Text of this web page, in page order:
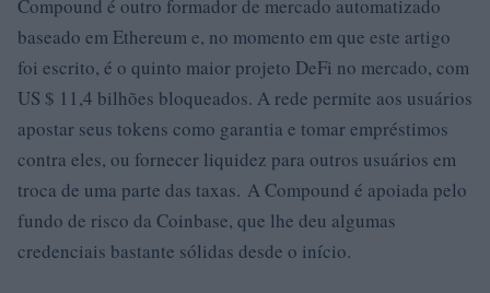
Compound é outro formador de mercado automatizado
baseado em Ethereum e, no momento em que este artigo
foi escrito, é o quinto maior projeto DeFi no mercado, com
US $ 11,4 bilhões bloqueados. A rede permite aos usuários
apostar seus tokens como garantia e tomar empréstimos
contra eles, ou fornecer liquidez para outros usuários em
troca de uma parte das taxas. A Compound é apoiada pelo
fundo de risco da Coinbase, que lhe deu algumas
credenciais bastante sólidas desde o início.